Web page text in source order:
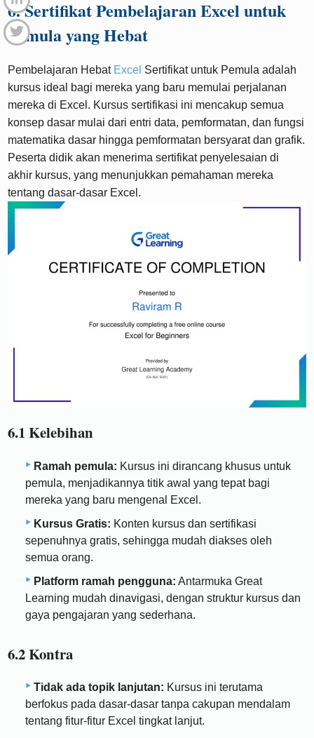
6. Sertifikat Pembelajaran Excel untuk
Pemula yang Hebat
Pembelajaran Hebat Excel Sertifikat untuk Pemula adalah
kursus ideal bagi mereka yang baru memulai perjalanan
mereka di Excel. Kursus sertifikasi ini mencakup semua
konsep dasar mulai dari entri data, pemformatan, dan fungsi
matematika dasar hingga pemformatan bersyarat dan grafik.
Peserta didik akan menerima sertifikat penyelesaian di
akhir kursus, yang menunjukkan pemahaman mereka
tentang dasar-dasar Excel.
6.1 Kelebihan
Ramah pemula: Kursus ini dirancang khusus untuk
pemula, menjadikannya titik awal yang tepat bagi
mereka yang baru mengenal Excel.
Kursus Gratis: Konten kursus dan sertifikasi
sepenuhnya gratis, sehingga mudah diakses oleh
semua orang.
Platform ramah pengguna: Antarmuka Great
Learning mudah dinavigasi, dengan struktur kursus dan
gaya pengajaran yang sederhana.
6.2 Kontra
Tidak ada topik lanjutan: Kursus ini terutama
berfokus pada dasar-dasar tanpa cakupan mendalam
tentang fitur-fitur Excel tingkat lanjut.